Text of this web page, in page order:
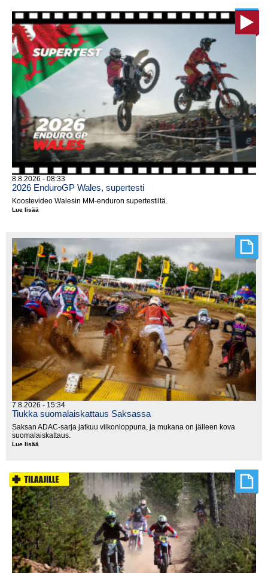
Masters
Gaildorf,
lauantai
8.8.2026 - 08:33
2026 EnduroGP Wales, supertesti
Koostevideo Walesin MM-enduron supertestiltä.
Lue lisää
7.8.2026 - 15:34
Tiukka suomalaiskattaus Saksassa
Saksan ADAC-sarja jatkuu viikonloppuna, ja mukana on jälleen kova
suomalaiskattaus.
Lue lisää